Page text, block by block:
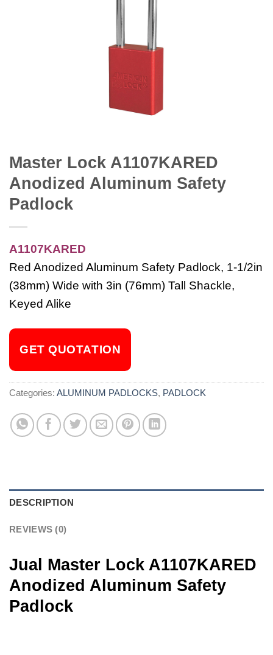
Master Lock A1107KARED
Anodized Aluminum Safety
Padlock
A1107KARED
Red Anodized Aluminum Safety Padlock, 1-1/2in
(38mm) Wide with 3in (76mm) Tall Shackle,
Keyed Alike
GET QUOTATION
Categories: ALUMINUM PADLOCKS, PADLOCK
DESCRIPTION
REVIEWS (0)
Jual Master Lock A1107KARED
Anodized Aluminum Safety
Padlock